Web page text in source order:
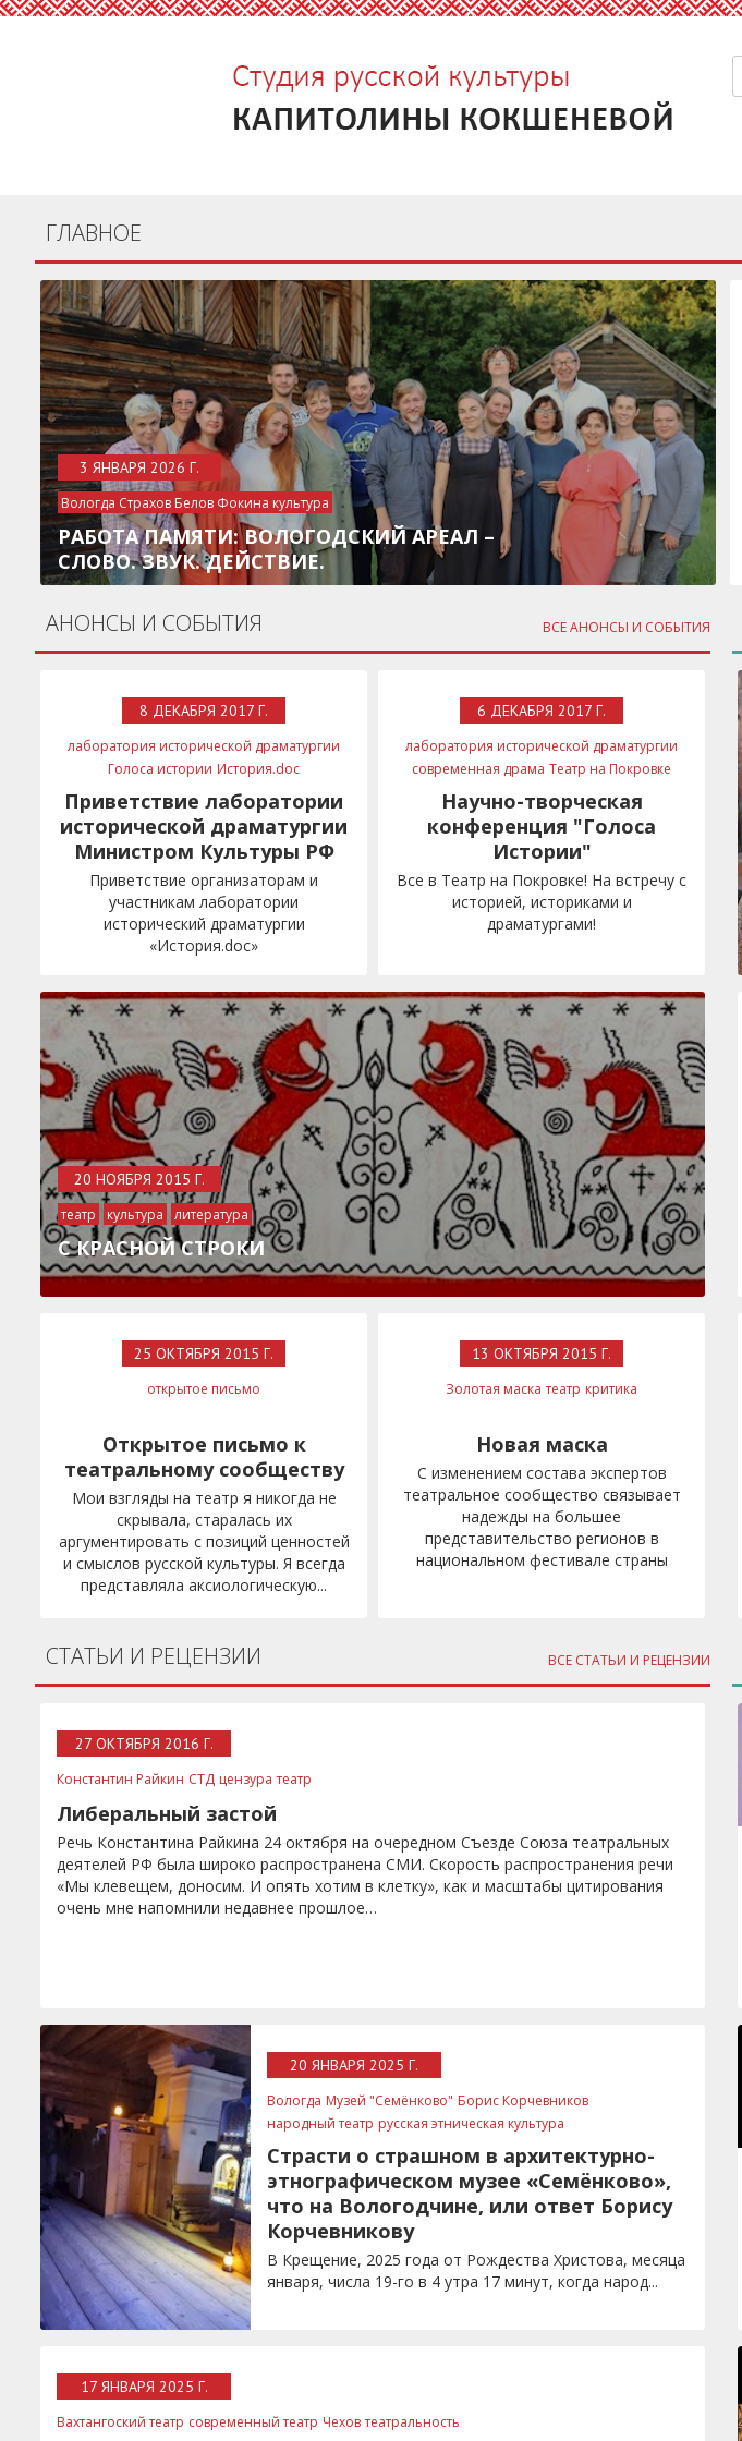
ГЛАВНОЕ
3 ЯНВАРЯ 2026 Г.
Вологда Страхов Белов Фокина культура
РАБОТА ПАМЯТИ: ВОЛОГОДСКИЙ АРЕАЛ –
СЛОВО. ЗВУК. ДЕЙСТВИЕ.
ВСЕ АНОНСЫ И СОБЫТИЯ
АНОНСЫ И СОБЫТИЯ
8 ДЕКАБРЯ 2017 Г.
лаборатория исторической драматургии
Голоса истории История.doc
фонд Культурная политика
Мединский
Приветствие лаборатории
исторической драматургии
Министром Культуры РФ
Приветствие организаторам и
участникам лаборатории
исторический драматургии
«История.doc»
6 ДЕКАБРЯ 2017 Г.
лаборатория исторической драматургии
современная драма Театр на Покровке
Научно-творческая
конференция "Голоса
Истории"
Все в Театр на Покровке! На встречу с
историей, историками и
драматургами!
20 НОЯБРЯ 2015 Г.
театр культура
литература
живопись современное искусство
С КРАСНОЙ СТРОКИ
25 ОКТЯБРЯ 2015 Г.
открытое письмо
Открытое письмо к
театральному сообществу
Мои взгляды на театр я никогда не
скрывала, старалась их
аргументировать с позиций ценностей
и смыслов русской культуры. Я всегда
представляла аксиологическую...
13 ОКТЯБРЯ 2015 Г.
Золотая маска театр критика
Новая маска
С изменением состава экспертов
театральное сообщество связывает
надежды на большее
представительство регионов в
национальном фестивале страны
ВСЕ СТАТЬИ И РЕЦЕНЗИИ
СТАТЬИ И РЕЦЕНЗИИ
27 ОКТЯБРЯ 2016 Г.
Константин Райкин СТД цензура театр
Либеральный застой
Речь Константина Райкина 24 октября на очередном Съезде Союза театральных
деятелей РФ была широко распространена СМИ. Скорость распространения речи
«Мы клевещем, доносим. И опять хотим в клетку», как и масштабы цитирования
очень мне напомнили недавнее прошлое…
20 ЯНВАРЯ 2025 Г.
Вологда Музей "Семёнково" Борис Корчевников
народный театр русская этническая культура
Страсти о страшном в архитектурно-
этнографическом музее «Семёнково»,
что на Вологодчине, или ответ Борису
Корчевникову
В Крещение, 2025 года от Рождества Христова, месяца
января, числа 19-го в 4 утра 17 минут, когда народ...
17 ЯНВАРЯ 2025 Г.
Вахтангоский театр современный театр Чехов театральность